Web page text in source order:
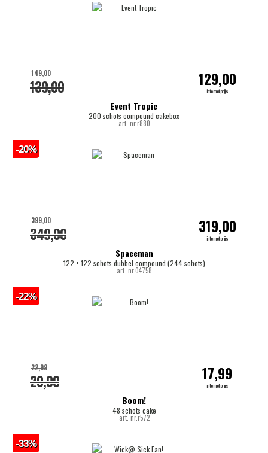
Event Tropic
200 schots compound cakebox
art. nr.r880
139,00
149,00 129,00
internetprijs
Spaceman
122 + 122 schots dubbel compound (244 schots)
art. nr.04758
349,00
399,00 319,00
internetprijs
-20%
Boom!
48 schots cake
art. nr.r572
20,00
22,99 17,99
internetprijs
-22%
-33%